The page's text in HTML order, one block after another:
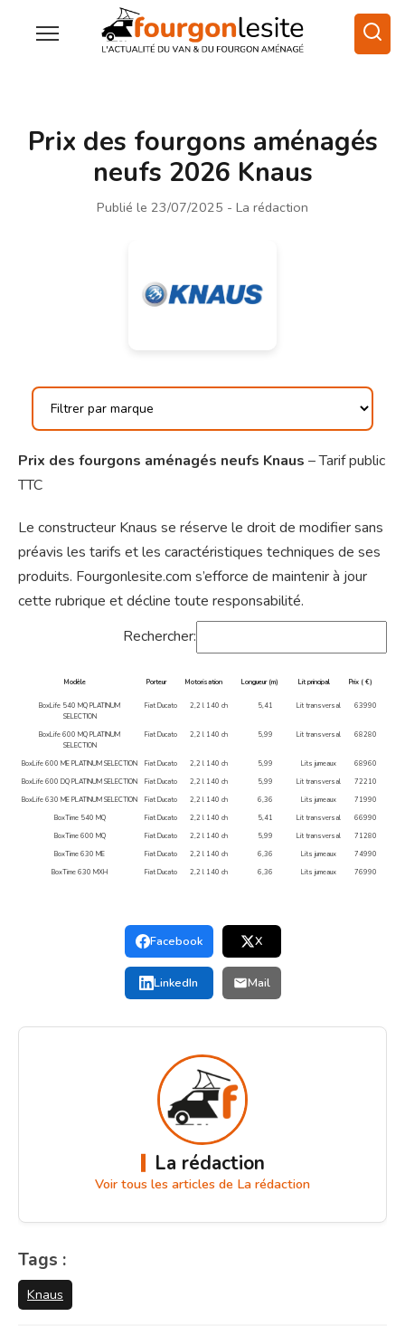
Prix des fourgons aménagés
neufs 2026 Knaus
Publié le 23/07/2025 - La rédaction
Prix des fourgons aménagés neufs Knaus – Tarif public
TTC
Le constructeur Knaus se réserve le droit de modifier sans
préavis les tarifs et les caractéristiques techniques de ses
produits. Fourgonlesite.com s’efforce de maintenir à jour
cette rubrique et décline toute responsabilité.
Rechercher:
Modèle Porteur Motorisation Longueur (m) Lit principal Prix ( €)
BoxLife 540 MQ PLATINUM
SELECTION
Fiat Ducato 2,2 l 140 ch 5,41 Lit transversal 63990
BoxLife 600 MQ PLATINUM
SELECTION
Fiat Ducato 2,2 l 140 ch 5,99 Lit transversal 68280
BoxLife 600 ME PLATINUM SELECTION Fiat Ducato 2,2 l 140 ch 5,99 Lits jumeaux
68960
BoxLife 600 DQ PLATINUM SELECTION
Fiat Ducato 2,2 l 140 ch 5,99 Lit transversal
72210
BoxLife 630 ME PLATINUM SELECTION
Fiat Ducato 2,2 l 140 ch 6,36 Lits jumeaux
71990
BoxTime 540 MQ
Fiat Ducato 2,2 l 140 ch 5,41 Lit transversal
66990
BoxTime 600 MQ
Fiat Ducato 2,2 l 140 ch 5,99 Lit transversal
71280
BoxTime 630 ME
Fiat Ducato 2,2 l 140 ch 6,36 Lits jumeaux
74990
BoxTime 630 MXH
Fiat Ducato 2,2 l 140 ch 6,36 Lits jumeaux 76990
Facebook X
LinkedIn Mail
La rédaction
Voir tous les articles de La rédaction
Tags :
Knaus